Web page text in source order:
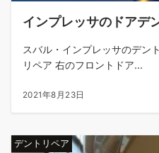
インプレッサのドアデ
スバル・インプレッサのデ
リペア 右のフロントドア...
2021年8月23日
デントリペア